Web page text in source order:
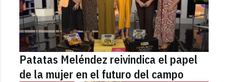
Patatas Meléndez reivindica el papel
de la mujer en el futuro del campo